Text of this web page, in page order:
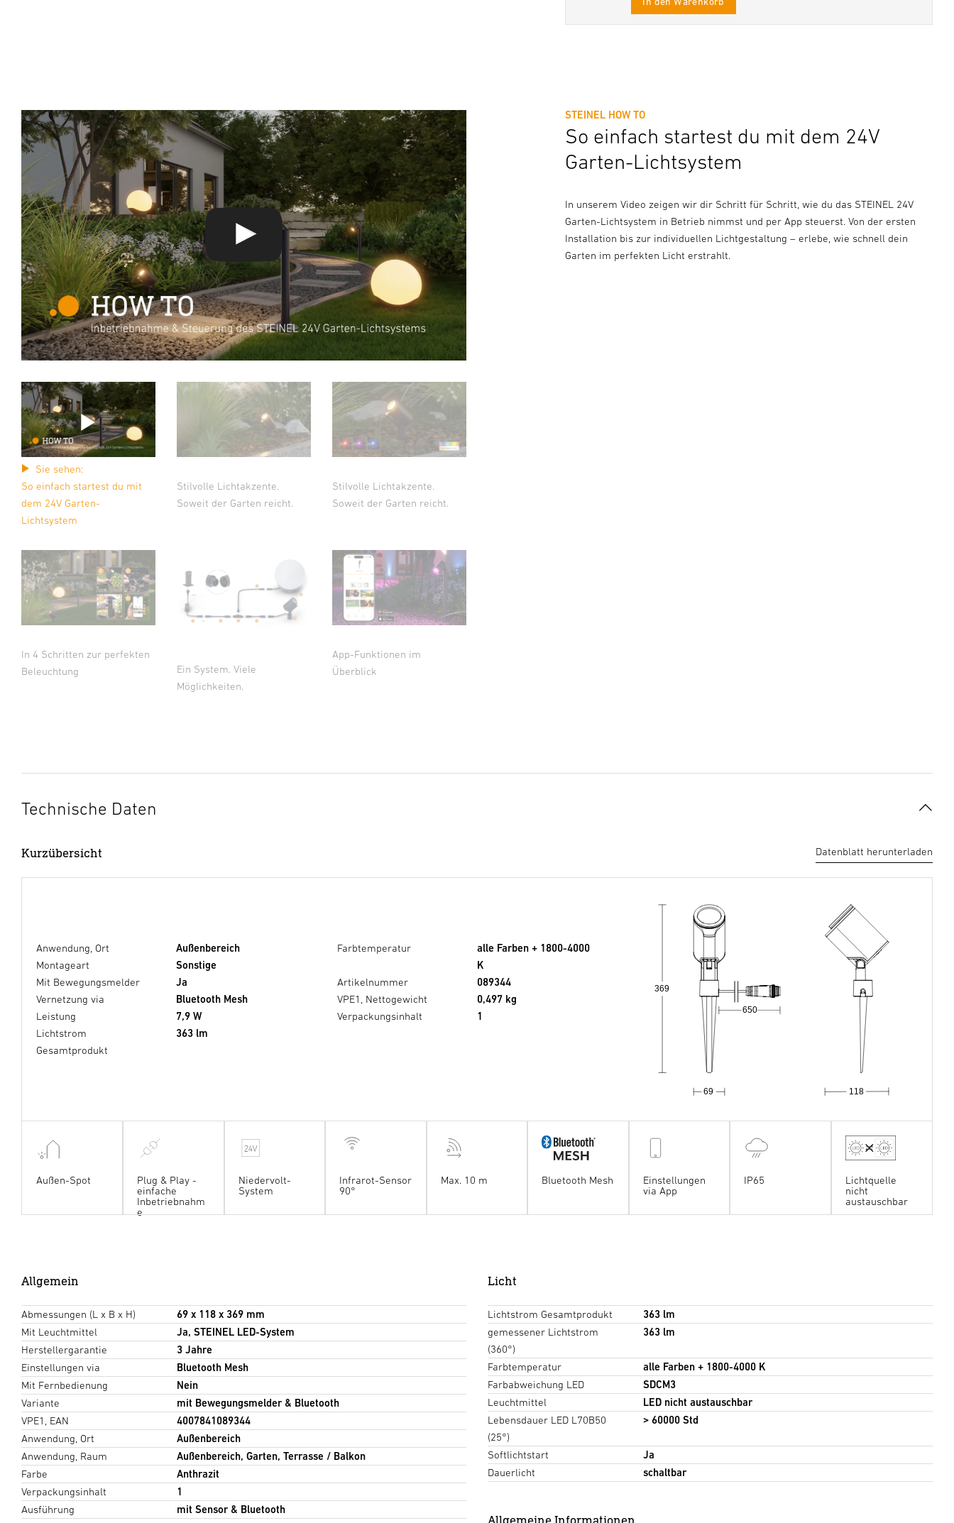
Sie sehen:
So einfach startest du mit
dem 24V Garten-
Lichtsystem
Stilvolle Lichtakzente.
Soweit der Garten reicht.
Stilvolle Lichtakzente.
Soweit der Garten reicht.
In 4 Schritten zur perfekten
Beleuchtung
Ein System. Viele
Möglichkeiten.
App-Funktionen im
Überblick
STEINEL HOW TO
So einfach startest du mit dem 24V
Garten-Lichtsystem
In unserem Video zeigen wir dir Schritt für Schritt, wie du das STEINEL 24V
Garten-Lichtsystem in Betrieb nimmst und per App steuerst. Von der ersten
Installation bis zur individuellen Lichtgestaltung – erlebe, wie schnell dein
Garten im perfekten Licht erstrahlt.
Technische Daten
Kurzübersicht Datenblatt herunterladen
Anwendung, Ort
Außenbereich
Montageart
Sonstige
Mit Bewegungsmelder
Ja
Vernetzung via
Bluetooth Mesh
Leistung
7,9 W
Lichtstrom
Gesamtprodukt
363 lm
Farbtemperatur
alle Farben + 1800-4000
K
Artikelnummer
089344
VPE1, Nettogewicht
0,497 kg
Verpackungsinhalt
1
118
69
369
650
Außen-Spot
Plug & Play -
einfache
Inbetriebnahm
e
Niedervolt-
System
Infrarot-Sensor
90°
Max. 10 m Bluetooth Mesh
Einstellungen
via App
IP65
Lichtquelle
nicht
austauschbar
Allgemein
Abmessungen (L x B x H)
69 x 118 x 369 mm
Mit Leuchtmittel
Ja, STEINEL LED-System
Herstellergarantie
3 Jahre
Einstellungen via
Bluetooth Mesh
Mit Fernbedienung
Nein
Variante
mit Bewegungsmelder & Bluetooth
VPE1, EAN
4007841089344
Anwendung, Ort
Außenbereich
Anwendung, Raum
Außenbereich, Garten, Terrasse / Balkon
Farbe
Anthrazit
Verpackungsinhalt
1
Ausführung
mit Sensor & Bluetooth
Licht
Lichtstrom Gesamtprodukt
363 lm
gemessener Lichtstrom
(360°)
363 lm
Farbtemperatur
alle Farben + 1800-4000 K
Farbabweichung LED
SDCM3
Leuchtmittel
LED nicht austauschbar
Lebensdauer LED L70B50
(25°)
> 60000 Std
Softlichtstart
Ja
Dauerlicht
schaltbar
Allgemeine Informationen